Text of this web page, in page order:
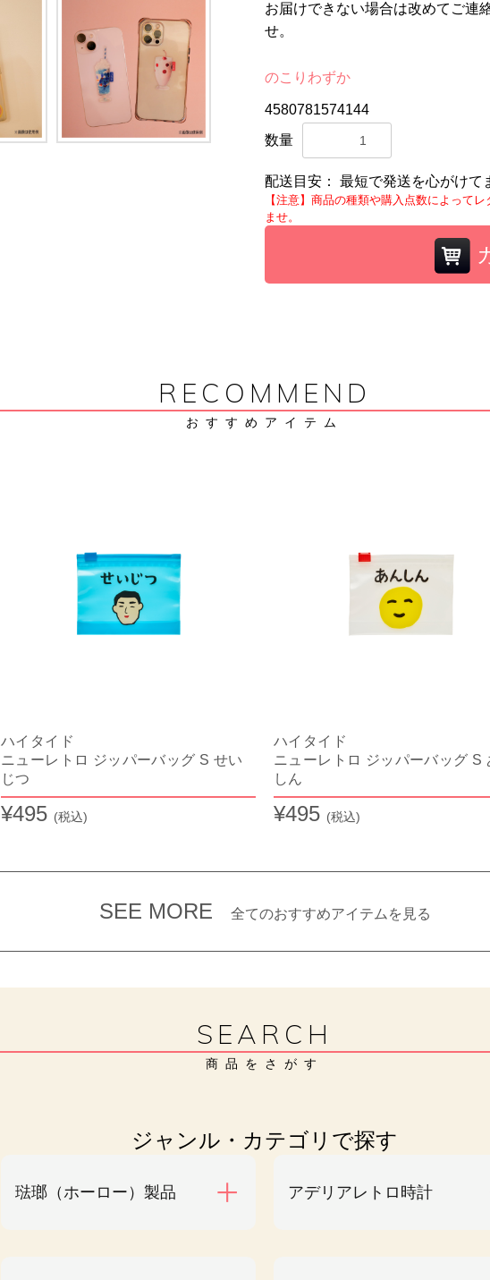
お届けできない場合は改めてご連
せ。
のこりわずか
4580781574144
数量
配送目安： 最短で発送を心がけて
【注意】商品の種類や購入点数によって
ませ。
RECOMMEND
おすすめアイテム
ハイタイド
ニューレトロ ジッパーバッグ S せい
じつ
¥495 (税込)
ハイタイド
ニューレトロ ジッパーバッグ S
しん
¥495 (税込)
SEE MORE 全てのおすすめアイテムを見る
SEARCH
商品をさがす
ジャンル・カテゴリで探す
琺瑯（ホーロー）製品 アデリアレトロ時計